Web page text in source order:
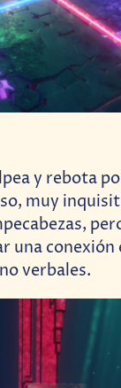
y rebota
muy
una conexión
verbales.